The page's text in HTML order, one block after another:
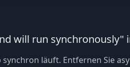
will run synchronously"
läuft. Entfernen Sie